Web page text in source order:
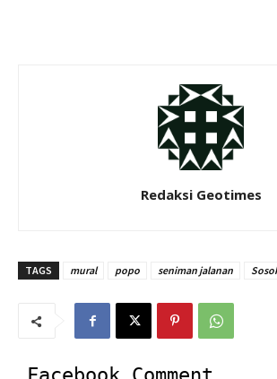
Redaksi Geotimes
TAGS mural popo seniman jalanan